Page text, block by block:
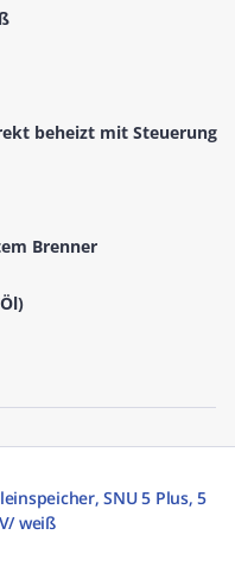
beheizt mit Steuerung
Brenner
SNU 5 Plus, 5
weiß